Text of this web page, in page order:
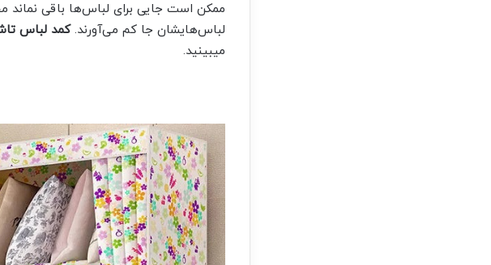
ممکن است جایی برای لباس‌ها باقی نماند
لباس‌هایشان جا کم می‌آورند.کمد لباس
می‎بینید.